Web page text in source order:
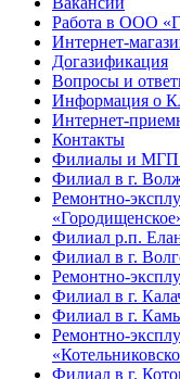
Работа в ООО
Интернет-
Догазификация
Вопросы и
Информация о
Интернет-
Контакты
Филиалы и МГП
Филиал в г.
Ремонтно-
Филиал р.п.
Филиал в г.
Ремонтно-
Филиал в г.
Филиал в г.
Ремонтно-
Филиал в г.